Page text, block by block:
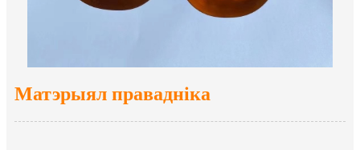
Матэрыял правадніка